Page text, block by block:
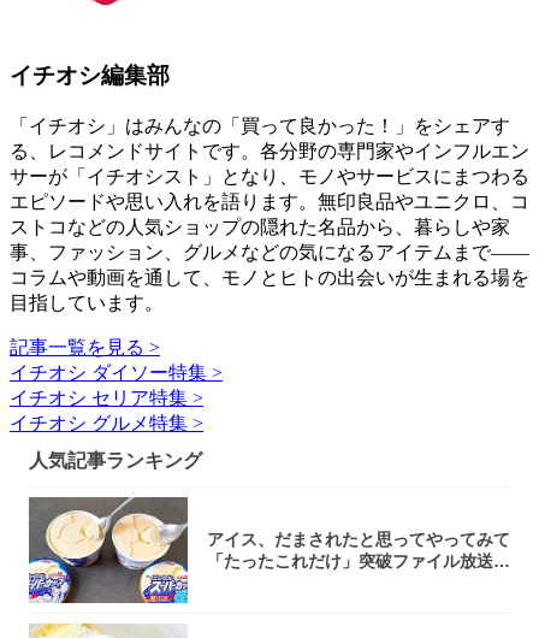
イチオシ編集部
「イチオシ」はみんなの「買って良かった！」をシェアす
る、レコメンドサイトです。各分野の専門家やインフルエン
サーが「イチオシスト」となり、モノやサービスにまつわる
エピソードや思い入れを語ります。無印良品やユニクロ、コ
ストコなどの人気ショップの隠れた名品から、暮らしや家
事、ファッション、グルメなどの気になるアイテムまで――
コラムや動画を通して、モノとヒトの出会いが生まれる場を
目指しています。
記事一覧を見る >
イチオシ ダイソー特集 >
イチオシ セリア特集 >
イチオシ グルメ特集 >
人気記事ランキング
アイス、だまされたと思ってやってみて
「たったこれだけ」突破ファイル放送で